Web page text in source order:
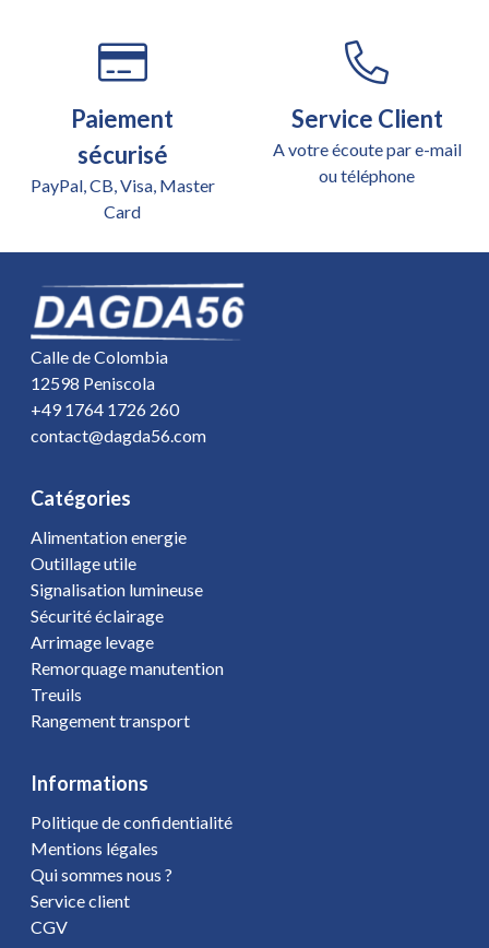
Paiement
sécurisé
PayPal, CB, Visa, Master
Card
Service Client
A votre écoute par e-mail
ou téléphone
Calle de Colombia
12598 Peniscola
+49 1764 1726 260
contact@dagda56.com
Catégories
Alimentation energie
Outillage utile
Signalisation lumineuse
Sécurité éclairage
Arrimage levage
Remorquage manutention
Treuils
Rangement transport
Informations
Politique de confidentialité
Mentions légales
Qui sommes nous ?
Service client
CGV